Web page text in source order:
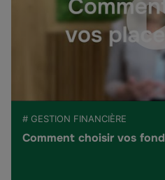
# GESTION FINANCIÈRE
Comment choisir vos